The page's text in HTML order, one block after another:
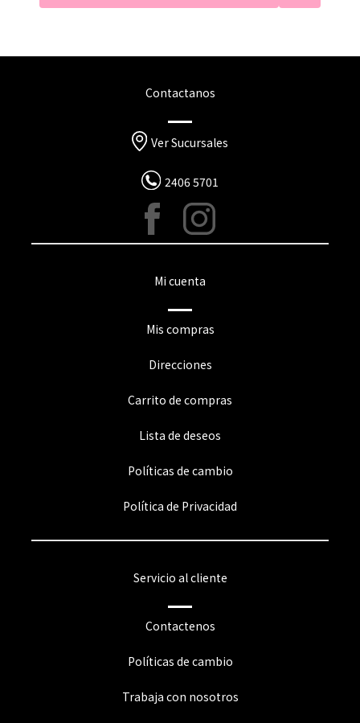
Contactanos
Ver Sucursales
2406 5701
Mi cuenta
Mis compras
Direcciones
Carrito de compras
Lista de deseos
Políticas de cambio
Política de Privacidad
Servicio al cliente
Contactenos
Políticas de cambio
Trabaja con nosotros